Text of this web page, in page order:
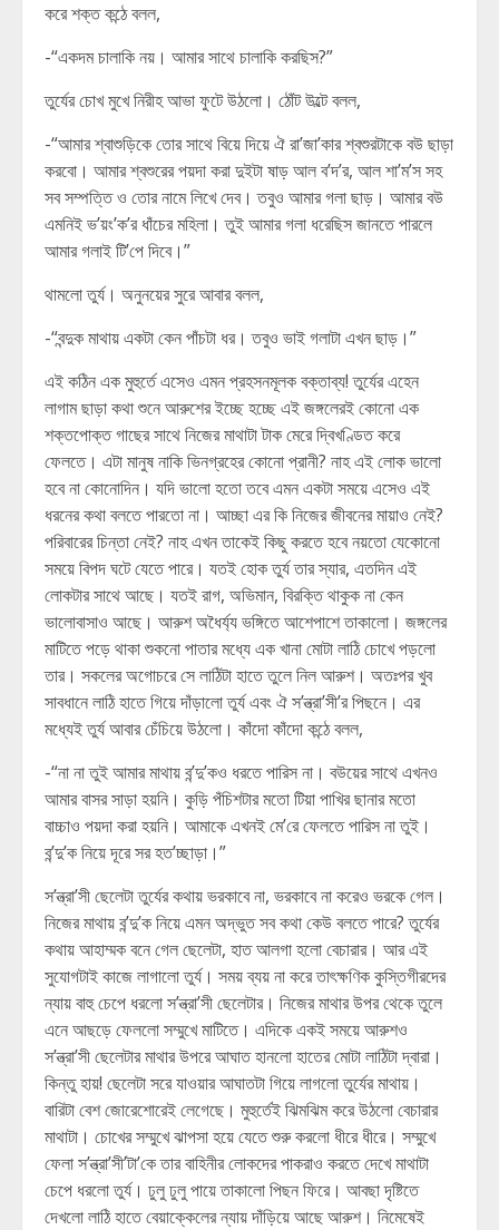
করে শক্ত কন্ঠে বলল,
-“একদম চালাকি নয়। আমার সাথে চালাকি করছিস?”
তুর্যের চোখ মুখে নিরীহ আভা ফুটে উঠলো। ঠোঁট উল্টে বলল,
-“আমার শ্বাশুড়িকে তোর সাথে বিয়ে দিয়ে ঐ রা’জা’কার শ্বশুরটাকে বউ ছাড়া
করবো। আমার শ্বশুরের পয়দা করা দুইটা ষাড় আল ব’দ’র, আল শা’ম’স সহ
সব সম্পত্তি ও তোর নামে লিখে দেব। তবুও আমার গলা ছাড়। আমার বউ
এমনিই ভ’য়ং’ক’র ধাঁচের মহিলা। তুই আমার গলা ধরেছিস জানতে পারলে
আমার গলাই টি’পে দিবে।”
থামলো তুর্য। অনুনয়ের সুরে আবার বলল,
-“বন্দুক মাথায় একটা কেন পাঁচটা ধর। তবুও ভাই গলাটা এখন ছাড়।”
এই কঠিন এক মুহুর্তে এসেও এমন প্রহসনমূলক বক্তাব্য! তুর্যের এহেন
লাগাম ছাড়া কথা শুনে আরুশের ইচ্ছে হচ্ছে এই জঙ্গলেরই কোনো এক
শক্তপোক্ত গাছের সাথে নিজের মাথাটা টাক মেরে দ্বিখণ্ডিত করে
ফেলতে। এটা মানুষ নাকি ভিনগ্রহের কোনো প্রানী? নাহ এই লোক ভালো
হবে না কোনোদিন। যদি ভালো হতো তবে এমন একটা সময়ে এসেও এই
ধরনের কথা বলতে পারতো না। আচ্ছা এর কি নিজের জীবনের মায়াও নেই?
পরিবারের চিন্তা নেই? নাহ এখন তাকেই কিছু করতে হবে নয়তো যেকোনো
সময়ে বিপদ ঘটে যেতে পারে। যতই হোক তুর্য তার স্যার, এতদিন এই
লোকটার সাথে আছে। যতই রাগ, অভিমান, বিরক্তি থাকুক না কেন
ভালোবাসাও আছে। আরুশ অধৈর্য্য ভঙ্গিতে আশেপাশে তাকালো। জঙ্গলের
মাটিতে পড়ে থাকা শুকনো পাতার মধ্যে এক খানা মোটা লাঠি চোখে পড়লো
তার। সকলের অগোচরে সে লাঠিটা হাতে তুলে নিল আরুশ। অতঃপর খুব
সাবধানে লাঠি হাতে গিয়ে দাঁড়ালো তুর্য এবং ঐ স’ন্ত্রা’সী’র পিছনে। এর
মধ্যেই তুর্য আবার চেঁচিয়ে উঠলো। কাঁদো কাঁদো কন্ঠে বলল,
-“না না তুই আমার মাথায় ব’ন্দু’কও ধরতে পারিস না। বউয়ের সাথে এখনও
আমার বাসর সাড়া হয়নি। কুড়ি পঁচিশটার মতো টিয়া পাখির ছানার মতো
বাচ্চাও পয়দা করা হয়নি। আমাকে এখনই মে’রে ফেলতে পারিস না তুই।
ব’ন্দু’ক নিয়ে দূরে সর হত’চ্ছাড়া।”
স’ন্ত্রা’সী ছেলেটা তুর্যের কথায় ভরকাবে না, ভরকাবে না করেও ভরকে গেল।
নিজের মাথায় ব’ন্দু’ক নিয়ে এমন অদ্ভুত সব কথা কেউ বলতে পারে? তুর্যের
কথায় আহাম্মক বনে গেল ছেলেটা, হাত আলগা হলো বেচারার। আর এই
সুযোগটাই কাজে লাগালো তুর্য। সময় ব্যয় না করে তাৎক্ষণিক কুস্তিগীরদের
ন্যায় বাহু চেপে ধরলো স’ন্ত্রা’সী ছেলেটার। নিজের মাথার উপর থেকে তুলে
এনে আছড়ে ফেললো সম্মুখে মাটিতে। এদিকে একই সময়ে আরুশও
স’ন্ত্রা’সী ছেলেটার মাথার উপরে আঘাত হানলো হাতের মোটা লাঠিটা দ্বারা।
কিন্তু হায়! ছেলেটা সরে যাওয়ার আঘাতটা গিয়ে লাগলো তুর্যের মাথায়।
বারিটা বেশ জোরেশোরেই লেগেছে। মুহুর্তেই ঝিমঝিম করে উঠলো বেচারার
মাথাটা। চোখের সম্মুখে ঝাপসা হয়ে যেতে শুরু করলো ধীরে ধীরে। সম্মুখে
ফেলা স’ন্ত্রা’সী’টা’কে তার বাহিনীর লোকদের পাকরাও করতে দেখে মাথাটা
চেপে ধরলো তুর্য। ঢুলু ঢুলু পায়ে তাকালো পিছন ফিরে। আবছা দৃষ্টিতে
দেখলো লাঠি হাতে বেয়াক্কেলের ন্যায় দাঁড়িয়ে আছে আরুশ। নিমেষেই